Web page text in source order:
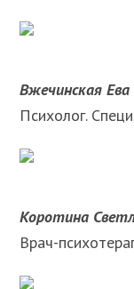
Вжечинская Ева
Психолог.
Коротина
Врач-